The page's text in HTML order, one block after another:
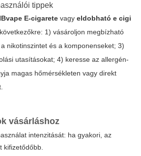
tippek
IBvape E-cigarete vagy eldobható e cigi
1) vásároljon megbízható
nikotinszintet és a komponenseket; 3)
utasításokat; 4) keresse az allergén-
magas hőmérsékleten vagy direkt
vásárláshoz
intenzitását: ha gyakori, az
kifizetődőbb.